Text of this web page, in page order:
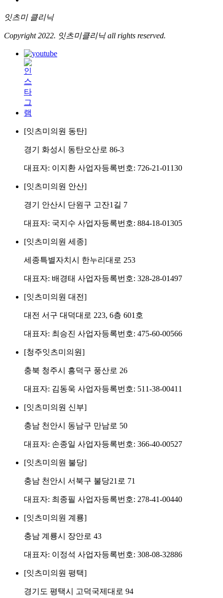
잇츠미 클리닉
Copyright 2022. 잇츠미클리닉 all rights reserved.
[잇츠미의원 동탄]
경기 화성시 동탄오산로 86-3
대표자: 이지환 사업자등록번호: 726-21-01130
[잇츠미의원 안산]
경기 안산시 단원구 고잔1길 7
대표자: 국지수 사업자등록번호: 884-18-01305
[잇츠미의원 세종]
세종특별자치시 한누리대로 253
대표자: 배경태 사업자등록번호: 328-28-01497
[잇츠미의원 대전]
대전 서구 대덕대로 223, 6층 601호
대표자: 최승진 사업자등록번호: 475-60-00566
[청주잇츠미의원]
충북 청주시 흥덕구 풍산로 26
대표자: 김동욱 사업자등록번호: 511-38-00411
[잇츠미의원 신부]
충남 천안시 동남구 만남로 50
대표자: 손종일 사업자등록번호: 366-40-00527
[잇츠미의원 불당]
충남 천안시 서북구 불당21로 71
대표자: 최종필 사업자등록번호: 278-41-00440
[잇츠미의원 계룡]
충남 계룡시 장안로 43
대표자: 이정석 사업자등록번호: 308-08-32886
[잇츠미의원 평택]
경기도 평택시 고덕국제대로 94